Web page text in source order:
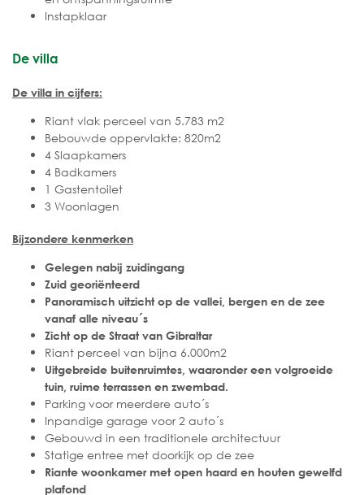
Instapklaar
De villa
De villa in cijfers:
Riant vlak perceel van 5.783 m2
Bebouwde oppervlakte: 820m2
4 Slaapkamers
4 Badkamers
1 Gastentoilet
3 Woonlagen
Bijzondere kenmerken
Gelegen nabij zuidingang
Zuid georiënteerd
Panoramisch uitzicht op de vallei, bergen en de zee
vanaf alle niveau´s
Zicht op de Straat van Gibraltar
Riant perceel van bijna 6.000m2
Uitgebreide buitenruimtes, waaronder een volgroeide
tuin, ruime terrassen en zwembad.
Parking voor meerdere auto´s
Inpandige garage voor 2 auto´s
Gebouwd in een traditionele architectuur
Statige entree met doorkijk op de zee
Riante woonkamer met open haard en houten gewelfd
plafond